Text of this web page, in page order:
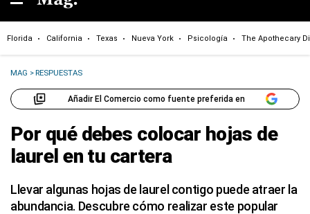
Florida California Texas Nueva York Psicología The Apothecary
MAG >RESPUESTAS
Añadir El Comercio como fuente preferida en
Por qué debes colocar hojas de
laurel en tu cartera
Llevar algunas hojas de laurel contigo puede atraer la
abundancia. Descubre cómo realizar este popular